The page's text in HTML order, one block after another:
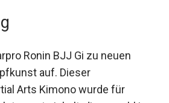
Ronin BJJ Gi zu neuen
auf. Dieser
Arts Kimono wurde für